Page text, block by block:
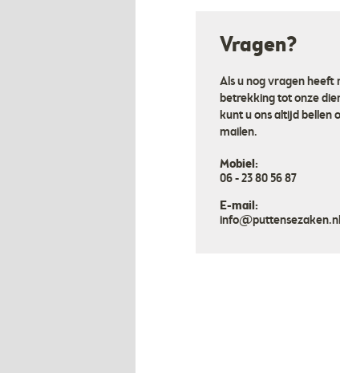
Vragen?
Als u nog vragen heeft
betrekking tot onze
kunt u ons altijd bellen
mailen.
Mobiel:
06 - 23 80 56 87
E-mail:
info@puttensezaken.nl